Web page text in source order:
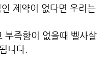
제약이 없다면 우리는
부족함이 없을때 벨사살
니다.